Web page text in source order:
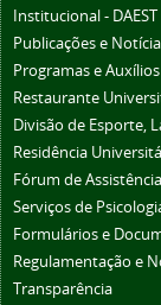
Institucional - DAEST
Publicações e
Programas e Auxílios
Restaurante
Divisão de Esporte,
Residência
Fórum de
Serviços de
Formulários e
Regulamentação e
Transparência